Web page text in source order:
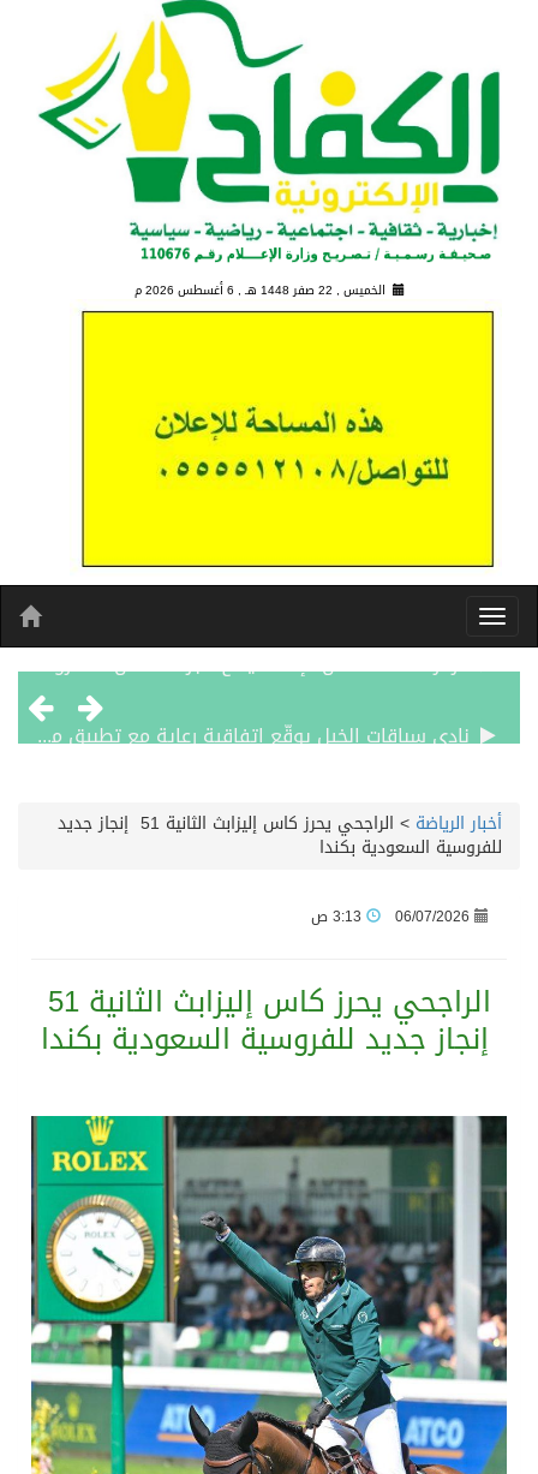
الخميس , 22 صفر 1448 هـ , 6 أغسطس 2026 م
نادي سباقات الخيل يوقّع اتفاقية رعاية مع تطبيق ميدان
المدرب الكويتي – ماهر يدرب نادي جدة
ترامب: مضيق هرمز سيُفتح “قريباً جداً”.. وإلا ستتعرض إيران لـ”ضربة قوية للغاية”
مركز الملك سلمان للإغاثة يضع حجر الأساس لمشروع بناء وإعادة تأهيل 13 مدرسة في محافظتي لحج والضالع
أخبار الرياضة > الراجحي يحرز كاس إليزابث الثانية 51 إنجاز جديد
للفروسية السعودية بكندا
06/07/2026
الراجحي يحرز كاس إليزابث الثانية 51
إنجاز جديد للفروسية السعودية بكندا